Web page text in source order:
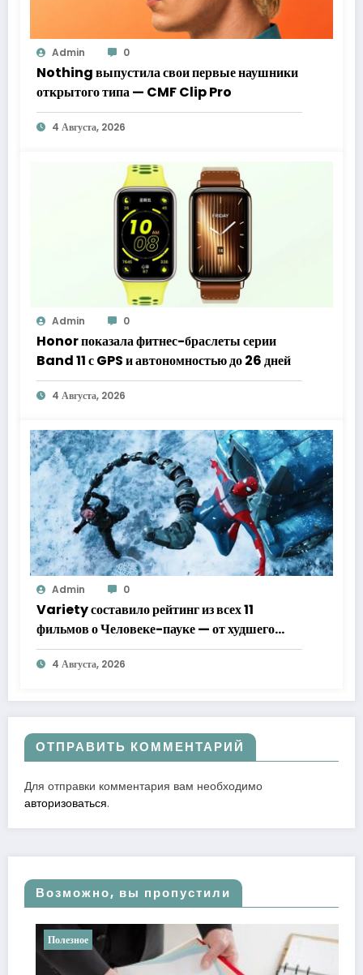
Admin 0
Nothing выпустила свои первые наушники
открытого типа — CMF Clip Pro
4 Августа, 2026
Admin 0
Honor показала фитнес-браслеты серии
Band 11 с GPS и автономностью до 26 дней
4 Августа, 2026
Admin 0
Variety составило рейтинг из всех 11
фильмов о Человеке-пауке — от худшего
к лучшему
4 Августа, 2026
ОТПРАВИТЬ КОММЕНТАРИЙ
Для отправки комментария вам необходимо
авторизоваться.
Возможно, вы пропустили
Полезное